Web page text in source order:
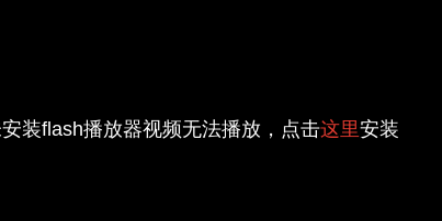
装flash播放器视频无法播放，点击这里安装